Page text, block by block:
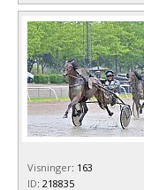
Visninger: 163
ID: 218835